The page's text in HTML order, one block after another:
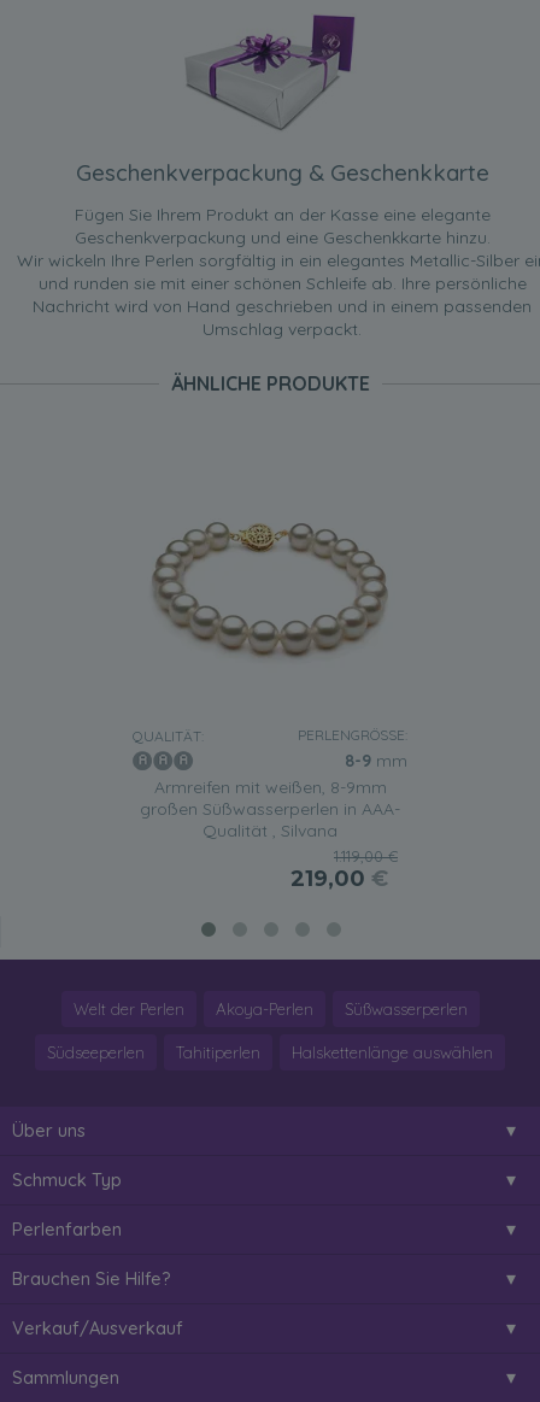
Geschenkverpackung & Geschenkkarte
Fügen Sie Ihrem Produkt an der Kasse eine elegante
Geschenkverpackung und eine Geschenkkarte hinzu.
Wir wickeln Ihre Perlen sorgfältig in ein elegantes Metallic-Silber
und runden sie mit einer schönen Schleife ab. Ihre persönliche
Nachricht wird von Hand geschrieben und in einem passenden
Umschlag verpackt.
ÄHNLICHE PRODUKTE
QUALITÄT: PERLENGRÖSSE:
8-9 mm
Armreifen mit weißen, 8-9mm
großen Süßwasserperlen in AAA-
Qualität , Silvana
1.119,00 €
219,00 €
Welt der Perlen Akoya-Perlen Süßwasserperlen
Südseeperlen Tahitiperlen Halskettenlänge auswählen
Über uns
Schmuck Typ
Perlenfarben
Brauchen Sie Hilfe?
Verkauf/Ausverkauf
Sammlungen